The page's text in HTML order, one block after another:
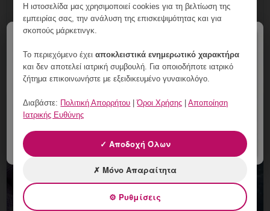
Κονδυλώματα και Λιπαντικό με Άρωμα: εξατομικευμένη
γυναικολογική αξιολόγηση, σαφές πλάνο
Clinic Γλυφάδας.
Η ιστοσελίδα μας χρησιμοποιεί cookies για τη βελτίωση της
εμπειρίας σας, την ανάλυση της επισκεψιμότητας και για
σκοπούς μάρκετινγκ.
Το περιεχόμενο έχειαποκλειστικά ενημερωτικό χαρακτήρα
και δεν αποτελεί ιατρική συμβουλή. Για οποιοδήποτε ιατρικό
ζήτημα επικοινωνήστε με εξειδικευμένο γυναικολόγο.
Διαβάστε: Πολιτική Απορρήτου |Όροι Χρήσης |Αποποίηση
Ιατρικής Ευθύνης
✓ Αποδοχή Όλων
✗ Μόνο Απαραίτητα
⚙ Ρυθμίσεις